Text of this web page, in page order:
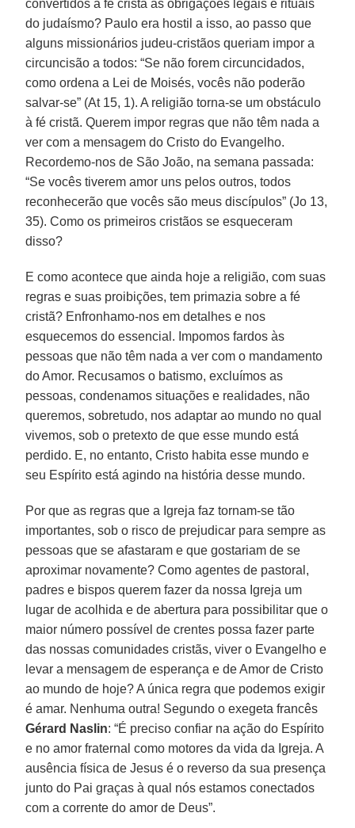
convertidos à fé cristã as obrigações legais e rituais
do judaísmo? Paulo era hostil a isso, ao passo que
alguns missionários judeu-cristãos queriam impor a
circuncisão a todos: “Se não forem circuncidados,
como ordena a Lei de Moisés, vocês não poderão
salvar-se” (At 15, 1). A religião torna-se um obstáculo
à fé cristã. Querem impor regras que não têm nada a
ver com a mensagem do Cristo do Evangelho.
Recordemo-nos de São João, na semana passada:
“Se vocês tiverem amor uns pelos outros, todos
reconhecerão que vocês são meus discípulos” (Jo 13,
35). Como os primeiros cristãos se esqueceram
disso?
E como acontece que ainda hoje a religião, com suas
regras e suas proibições, tem primazia sobre a fé
cristã? Enfronhamo-nos em detalhes e nos
esquecemos do essencial. Impomos fardos às
pessoas que não têm nada a ver com o mandamento
do Amor. Recusamos o batismo, excluímos as
pessoas, condenamos situações e realidades, não
queremos, sobretudo, nos adaptar ao mundo no qual
vivemos, sob o pretexto de que esse mundo está
perdido. E, no entanto, Cristo habita esse mundo e
seu Espírito está agindo na história desse mundo.
Por que as regras que a Igreja faz tornam-se tão
importantes, sob o risco de prejudicar para sempre as
pessoas que se afastaram e que gostariam de se
aproximar novamente? Como agentes de pastoral,
padres e bispos querem fazer da nossa Igreja um
lugar de acolhida e de abertura para possibilitar que o
maior número possível de crentes possa fazer parte
das nossas comunidades cristãs, viver o Evangelho e
levar a mensagem de esperança e de Amor de Cristo
ao mundo de hoje? A única regra que podemos exigir
é amar. Nenhuma outra! Segundo o exegeta francês
Gérard Naslin: “É preciso confiar na ação do Espírito
e no amor fraternal como motores da vida da Igreja. A
ausência física de Jesus é o reverso da sua presença
junto do Pai graças à qual nós estamos conectados
com a corrente do amor de Deus”.